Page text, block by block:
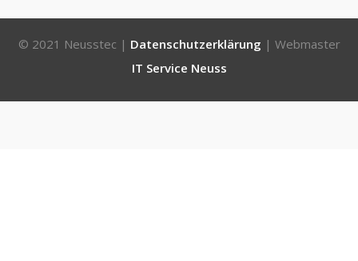
© 2021 Neusstec | Datenschutzerklärung | Webmaster
IT Service Neuss